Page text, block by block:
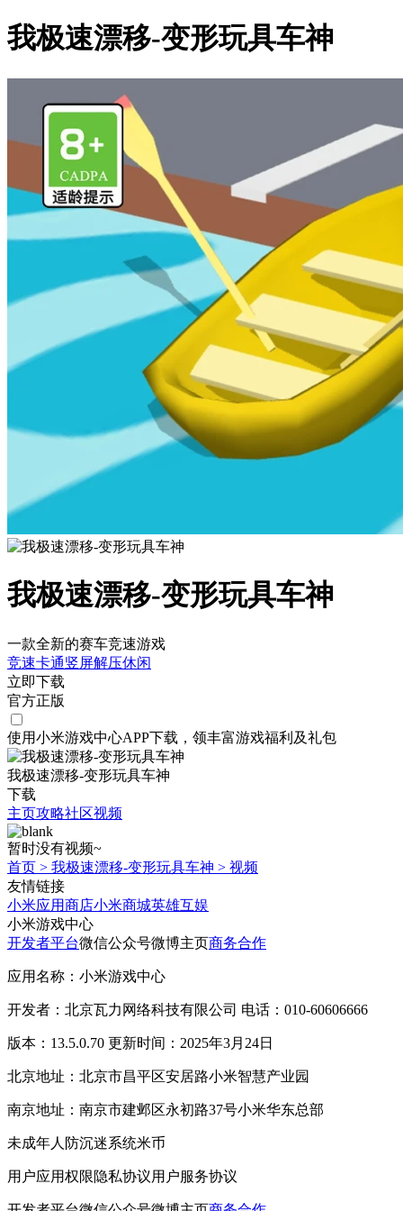
我极速漂移-变形玩具车神
我极速漂移-变形玩具车神
一款全新的赛车竞速游戏
竞速卡通竖屏解压休闲
立即下载
官方正版
使用小米游戏中心APP下载 ，领丰富游戏福利 及礼包
我极速漂移-变形玩具车神
下载
主页攻略社区视频
暂时没有视频~
首页 > 我极速漂移-变形玩具车神 > 视频
友情链接
小米应用商店小米商城英雄互娱
小米游戏中心
开发者平台微信公众号微博主页商务合作
应用名称：小米游戏中心
开发者：北京瓦力网络科技有限公司 电话：010-60606666
版本：13.5.0.70 更新时间：2025年3月24日
北京地址：北京市昌平区安居路小米智慧产业园
南京地址：南京市建邺区永初路37号小米华东总部
未成年人防沉迷系统米币
用户应用权限隐私协议用户服务协议